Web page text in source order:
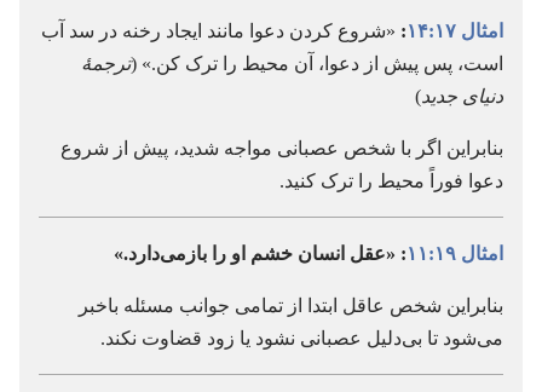
امثال ۱۷:‏۱۴ :‏ «شروع کردن دعوا مانند ایجاد رخنه در سد آب
است،‏ پس پیش از دعوا،‏ آن محیط را ترک کن.‏» (‏ترجمهٔ
دنیای جدید)‏
بنابراین اگر با شخص عصبانی مواجه شدید،‏ پیش از شروع
دعوا فوراً محیط را ترک کنید.‏
امثال ۱۹:‏۱۱ :‏ «عقل انسان خشم او را بازمی‌دارد.‏»
بنابراین شخص عاقل ابتدا از تمامی جوانب مسئله باخبر
می‌شود تا بی‌دلیل عصبانی نشود یا زود قضاوت نکند.‏